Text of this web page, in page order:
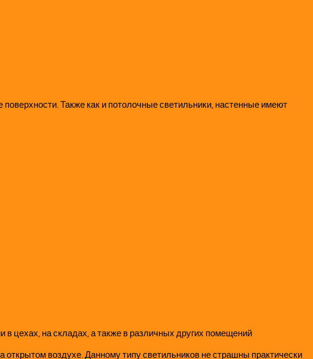
Также как и потолочные светильники, настенные имеют
цехах, на складах, а также в различных других помещений
воздухе. Данному типу светильников не страшны практически